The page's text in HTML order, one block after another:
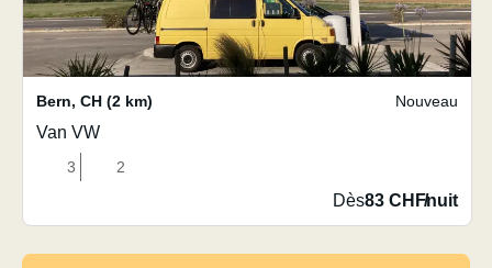
Bern, CH (2 km) Nouveau
Van VW
3 2
Dès83 CHF/nuit